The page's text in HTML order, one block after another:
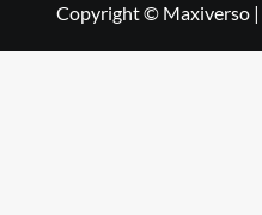
Copyright © Maxiverso |